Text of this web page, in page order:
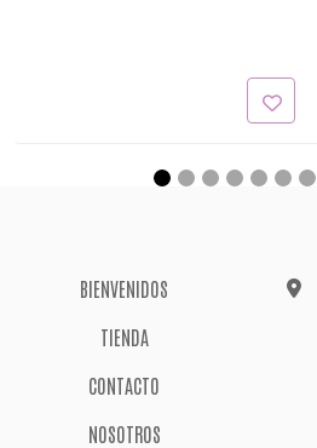
BIENVENIDOS
TIENDA
CONTACTO
NOSOTROS